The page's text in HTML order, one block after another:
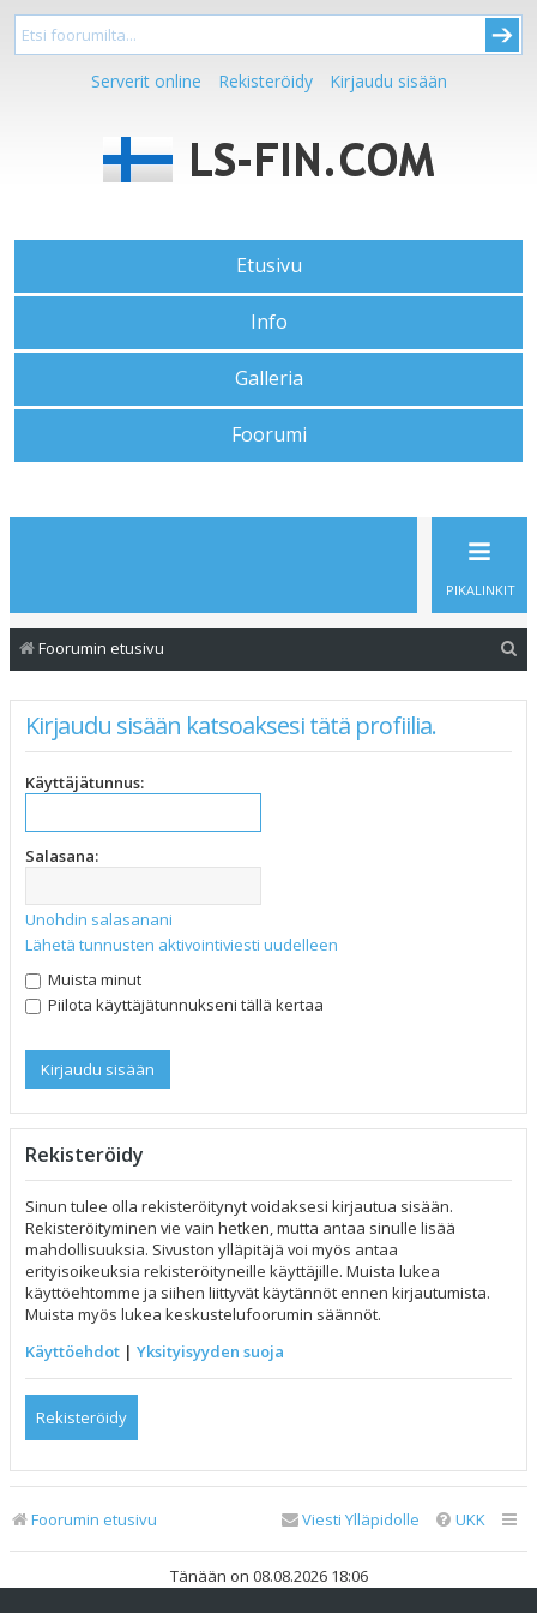
Serverit online Rekisteröidy Kirjaudu sisään
Etusivu
Info
Galleria
Foorumi
PIKALINKIT
Foorumin etusivu
Kirjaudu sisään katsoaksesi tätä profiilia.
Käyttäjätunnus:
Salasana:
Unohdin salasanani
Lähetä tunnusten aktivointiviesti uudelleen
Muista minut
Piilota käyttäjätunnukseni tällä kertaa
Rekisteröidy
Sinun tulee olla rekisteröitynyt voidaksesi kirjautua sisään.
Rekisteröityminen vie vain hetken, mutta antaa sinulle lisää
mahdollisuuksia. Sivuston ylläpitäjä voi myös antaa
erityisoikeuksia rekisteröityneille käyttäjille. Muista lukea
käyttöehtomme ja siihen liittyvät käytännöt ennen kirjautumista.
Muista myös lukea keskustelufoorumin säännöt.
Käyttöehdot | Yksityisyyden suoja
Rekisteröidy
Foorumin etusivu UKK
Viesti Ylläpidolle
Tänään on 08.08.2026 18:06